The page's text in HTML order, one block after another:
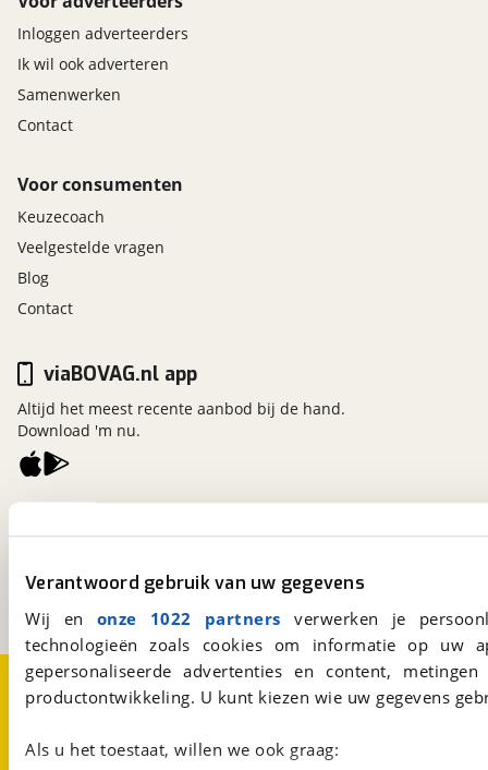
Verantwoord gebruik van uw gegevens
Wij en onze 1022 partners verwerken je
technologieën zoals cookies om informatie op
gepersonaliseerde advertenties en content,
productontwikkeling. U kunt kiezen wie uw gegevens
Als u het toestaat, willen we ook graag:
Inloggen adverteerders
Ik wil ook adverteren
Samenwerken
Contact
Voor consumenten
Keuzecoach
Veelgestelde vragen
Blog
Contact
Een initiatief van
viaBOVAG.nl app
Altijd het meest recente aanbod bij de hand.
Download 'm nu.
Over viaBOVAG.nlDisclaimer- en Privacyverklaring
CookievoorkeurenVacatures